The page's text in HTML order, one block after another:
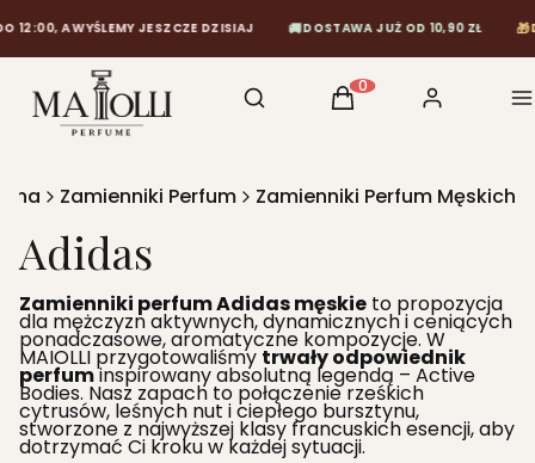
A WYŚLEMY JESZCZE DZISIAJ DOSTAWA JUŻ OD 10,90 ZŁ
Otwórz wyszukiwarkę
Szukaj Produkty w koszyku:
Koszyk Zaloguj się
Zamienniki Perfum Zamienniki Perfum Męskich
Adidas
Zamienniki perfum Adidas męskie to propozycja
dla mężczyzn aktywnych, dynamicznych i ceniących
ponadczasowe, aromatyczne kompozycje. W
MAIOLLI przygotowaliśmy trwały odpowiednik
perfuminspirowany absolutną legendą – Active
Bodies. Nasz zapach to połączenie rześkich
cytrusów, leśnych nut i ciepłego bursztynu,
stworzone z najwyższej klasy francuskich esencji, aby
dotrzymać Ci kroku w każdej sytuacji.